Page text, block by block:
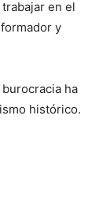
en el
y
ha
histórico.